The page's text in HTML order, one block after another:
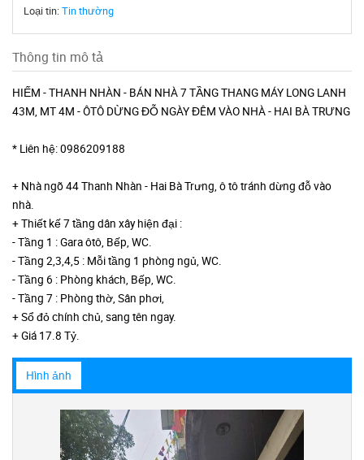
Loại tin:Tin thường
Thông tin mô tả
HIẾM - THANH NHÀN - BÁN NHÀ 7 TẦNG THANG MÁY LONG LANH
43M, MT 4M - ÔTÔ DỪNG ĐỖ NGÀY ĐÊM VÀO NHÀ - HAI BÀ TRƯNG
* Liên hệ: 0986209188
+ Nhà ngõ 44 Thanh Nhàn - Hai Bà Trưng, ô tô tránh dừng đỗ vào
nhà.
+ Thiết kế 7 tầng dân xây hiện đại :
- Tầng 1 : Gara ôtô, Bếp, WC.
- Tầng 2,3,4,5 : Mỗi tầng 1 phòng ngủ, WC.
- Tầng 6 : Phòng khách, Bếp, WC.
- Tầng 7 : Phòng thờ, Sân phơi,
+ Sổ đỏ chính chủ, sang tên ngay.
+ Giá 17.8 Tỷ.
Hình ảnh